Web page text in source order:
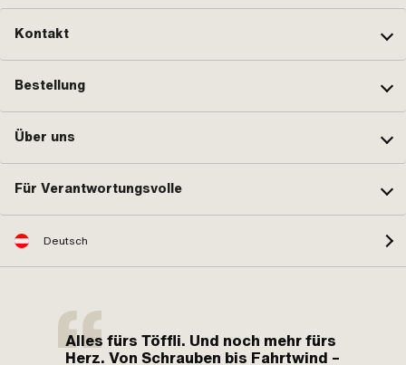
Kontakt
Bestellung
Über uns
Für Verantwortungsvolle
Deutsch
Alles fürs Töffli. Und noch mehr fürs
Herz. Von Schrauben bis Fahrtwind –